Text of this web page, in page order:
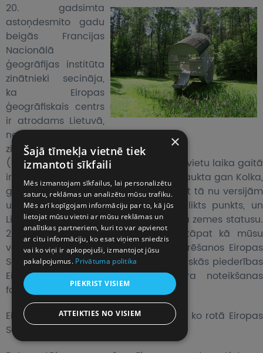
20. gadsimta
astoņdesmito gadu
beigās Francijas
Nacionālā
ģeogrāfijas institūta
zinātnieki secināja,
ka Eiropas
ģeogrāfiskais centrs
ir atrodams Lietuvā,
nedaudz uz
ziemeļiem no Viļņas.
(Versiju par Eiropas centra atrašanās vietu laika gaitā
ir bijis daudz, par tā atrašanās vietu saukta gan Kolka,
gan vieta Suvalku tuvumā Polijā…). Bet tā nu versijām
un minējumiem 1989. gadā tika pielikts punkts, un
Lietuva ieguva oficiālas Eiropas centra zemes statusu.
20. gadsimta beigās, kad Lietuva, tāpat kā mūsu
valsts, par savu mērķi uzskatīja integrēšanos Eiropas
Savienībā un savas mentālās un politiskās piederības
Eiropai atjaunošanu, Eiropas centra noteikšanas
faktam tika pievērsta ļoti liela nozīme.
Eiropas centrā tika novietota kolonna, ko rotā Eiropas
Savienību simbolizējošas zvaigznes.
×
Šajā tīmekļa vietnē tiek
izmantoti sīkfaili
Mēs izmantojam sīkfailus, lai personalizētu
saturu, reklāmas un analizētu mūsu trafiku.
Mēs arī kopīgojam informāciju par to, kā jūs
lietojat mūsu vietni ar mūsu reklāmas un
analītikas partneriem, kuri to var apvienot
ar citu informāciju, ko esat viņiem sniedzis
vai ko viņi ir apkopojuši, izmantojot jūsu
pakalpojumus. Privātuma politika
PIEKRIST VISIEM
ATTEIKTIES NO VISIEM